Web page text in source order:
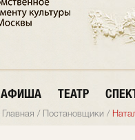
АФИША ТЕАТР
Главная / Постановщики /